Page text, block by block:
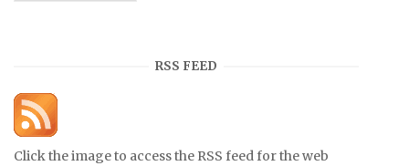
RSS FEED
Click the image to access the RSS feed for the web